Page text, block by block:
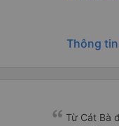
ấy cung
bằng
xuống xe
Thông
Từ Cát Bà